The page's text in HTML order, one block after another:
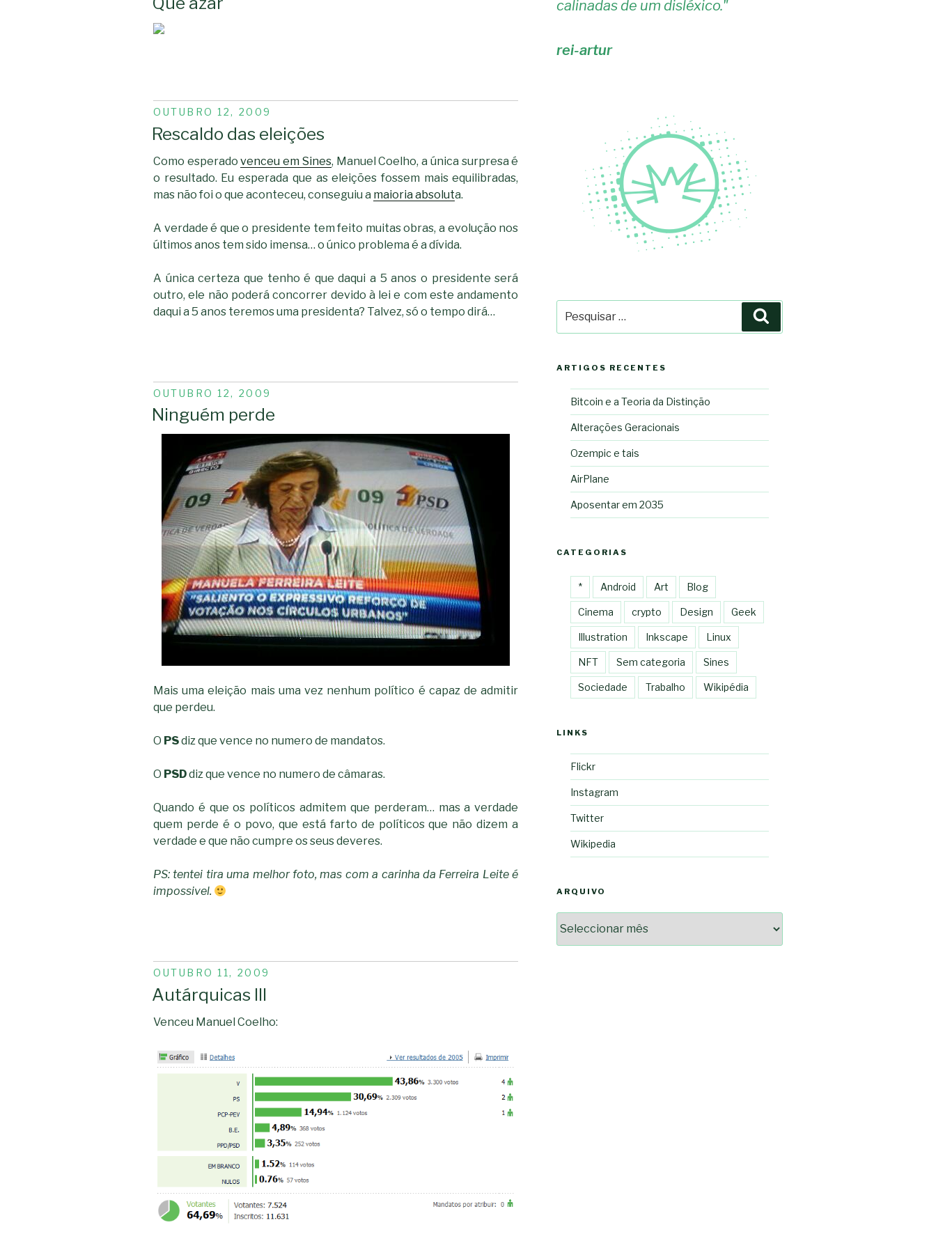
PUBLICADO
EM
OUTUBRO 12, 2009
Rescaldo das eleições
Como esperadovenceu em Sines, Manuel Coelho, a única surpresa é
o resultado. Eu esperada que as eleições fossem mais equilibradas,
mas não foi o que aconteceu, conseguiu a maioria absoluta.
A verdade é que o presidente tem feito muitas obras, a evolução nos
últimos anos tem sido imensa… o único problema é a dívida.
A única certeza que tenho é que daqui a 5 anos o presidente será
outro, ele não poderá concorrer devido à lei e com este andamento
daqui a 5 anos teremos uma presidenta? Talvez, só o tempo dirá…
PUBLICADO
EM
OUTUBRO 12, 2009
Ninguém perde
Mais uma eleição mais uma vez nenhum político é capaz de admitir
que perdeu.
O PSdiz que vence no numero de mandatos.
O PSDdiz que vence no numero de câmaras.
Quando é que os políticos admitem que perderam… mas a verdade
quem perde é o povo, que está farto de políticos que não dizem a
verdade e que não cumpre os seus deveres.
PS: tentei tira uma melhor foto, mas com a carinha da Ferreira Leite é
impossivel.
PUBLICADO
EM
OUTUBRO 11, 2009
Autárquicas III
Venceu Manuel Coelho:
calinadas de um disléxico."
rei-artur
por:
ARTIGOS RECENTES
Bitcoin e a Teoria da Distinção
Alterações Geracionais
Ozempic e tais
AirPlane
Aposentar em 2035
CATEGORIAS
* Android Art Blog
Cinema crypto Design Geek
Illustration Inkscape Linux
NFT Sem categoria Sines
Sociedade Trabalho Wikipédia
LINKS
Flickr
Instagram
Twitter
Wikipedia
ARQUIVO